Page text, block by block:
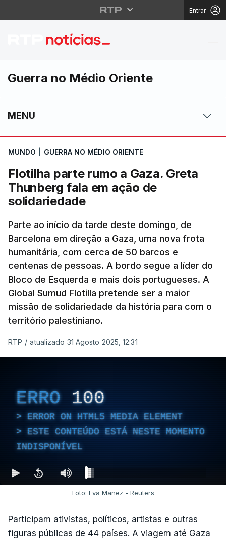
Entrar
Flotilha parte rumo a
Guerra no Médio Oriente
MENU
MUNDO GUERRA NO MÉDIO ORIENTE
Flotilha parte rumo a Gaza. Greta
Thunberg fala em ação de
solidariedade
Parte ao início da tarde deste domingo, de
Barcelona em direção a Gaza, uma nova frota
humanitária, com cerca de 50 barcos e
centenas de pessoas. A bordo segue a líder do
Bloco de Esquerda e mais dois portugueses. A
Global Sumud Flotilla pretende ser a maior
missão de solidariedade da história para com o
território palestiniano.
RTP / atualizado 31 Agosto 2025, 12:31
ERRO 100
ERROR ON HTML5 MEDIA ELEMENT
ESTE CONTEÚDO ESTÁ NESTE MOMENTO
INDISPONÍVEL
Foto: Eva Manez - Reuters
Participam ativistas, políticos, artistas e outras
figuras públicas de 44 países. A viagem até Gaza